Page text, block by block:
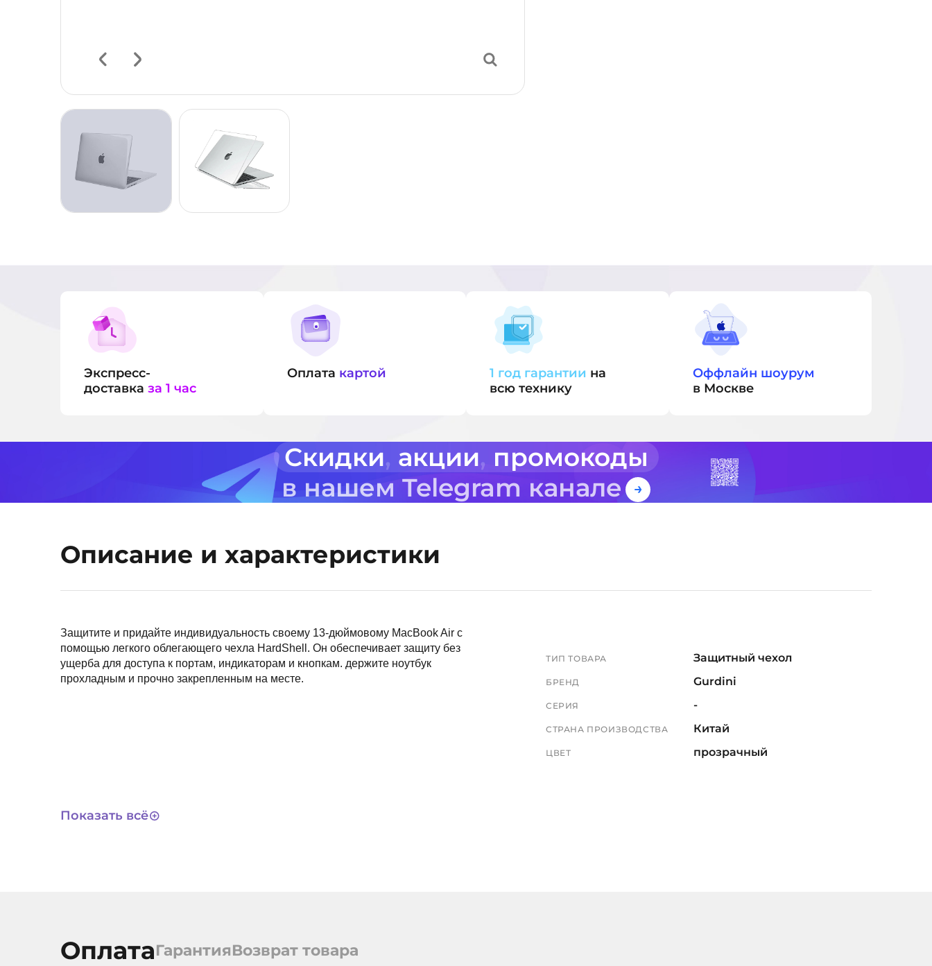
Экспресс-
доставка за 1 час
Оплата картой 1 год гарантии на
всю технику
Оффлайн шоурум
в Москве
Скидки, акции, промокоды
в нашем Telegram канале
Описание и характеристики
Защитите и придайте индивидуальность своему 13-дюймовому MacBook Air с
помощью легкого облегающего чехла HardShell. Он обеспечивает защиту без
ущерба для доступа к портам, индикаторам и кнопкам. держите ноутбук
прохладным и прочно закрепленным на месте.
ТИП ТОВАРА Защитный чехол
БРЕНД Gurdini
СЕРИЯ -
СТРАНА ПРОИЗВОДСТВА Китай
ЦВЕТ прозрачный
Показать всё
ОплатаГарантияВозврат товара